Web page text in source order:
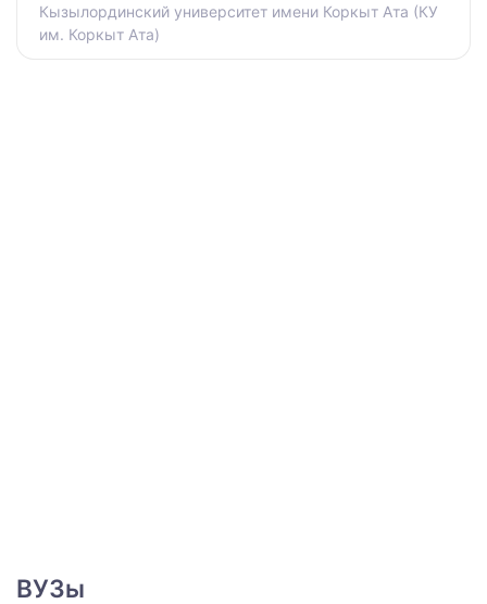
Кызылординский университет имени Коркыт Ата (КУ
им. Коркыт Ата)
ВУЗы